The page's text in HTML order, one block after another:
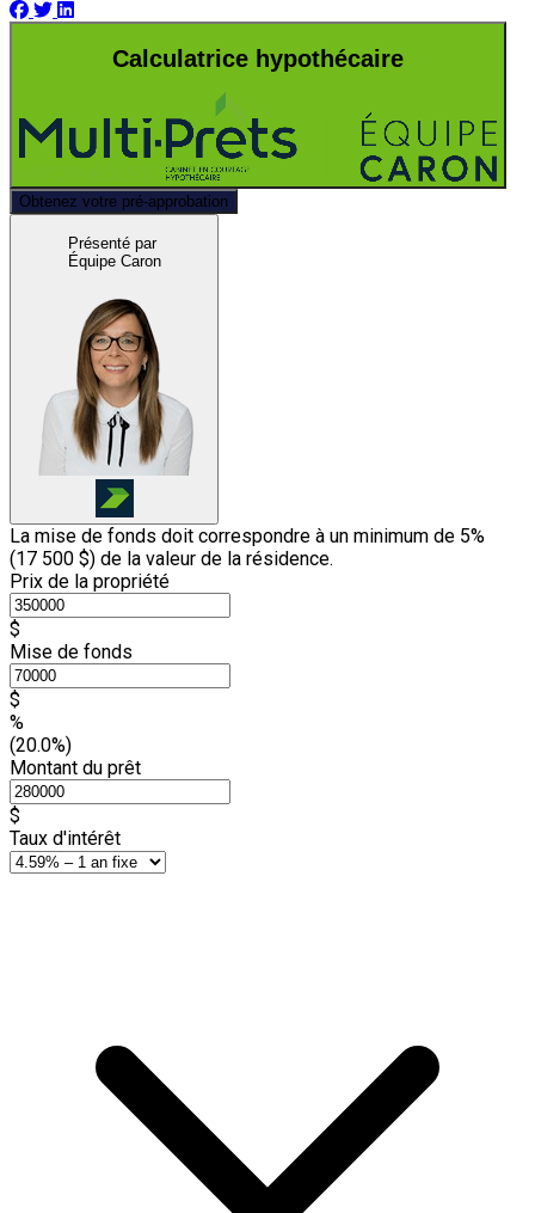
Calculatrice hypothécaire
Obtenez votre pré-approbation
Présenté par
Équipe Caron
La mise de fonds doit correspondre à un minimum de 5%
(17 500 $) de la valeur de la résidence.
Prix de la propriété
$
Mise de fonds
$
%
(20.0%)
Montant du prêt
$
Taux d'intérêt